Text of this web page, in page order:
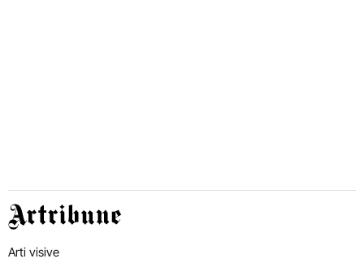
Artribune
Arti visive